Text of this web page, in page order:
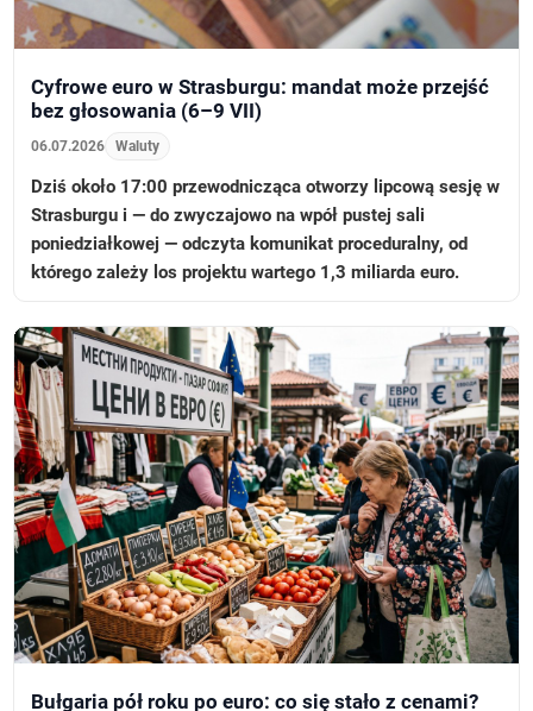
Cyfrowe euro w Strasburgu: mandat może przejść
bez głosowania (6–9 VII)
06.07.2026 Waluty
Dziś około 17:00 przewodnicząca otworzy lipcową sesję w
Strasburgu i — do zwyczajowo na wpół pustej sali
poniedziałkowej — odczyta komunikat proceduralny, od
którego zależy los projektu wartego 1,3 miliarda euro.
Bułgaria pół roku po euro: co się stało z cenami?